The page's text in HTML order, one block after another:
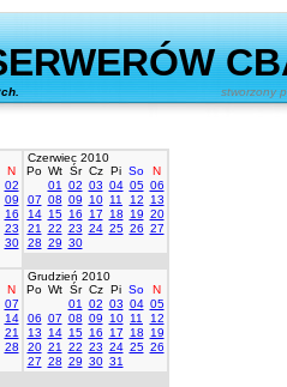
stworzony przez
N
02
09
16
23
30
Czerwiec 2010
Po Wt Śr Cz Pi So
N
01
02 03 04 05 06
07 08 09 10 11 12
13
14 15 16 17 18 19 20
21
22 23 24 25 26 27
28 29 30
N
07
14
21
28
Grudzień 2010
Po Wt Śr Cz Pi So
N
01
02 03 04 05
06 07 08 09 10 11
12
13
14 15 16 17 18
19
20 21 22 23 24 25 26
27 28 29 30 31